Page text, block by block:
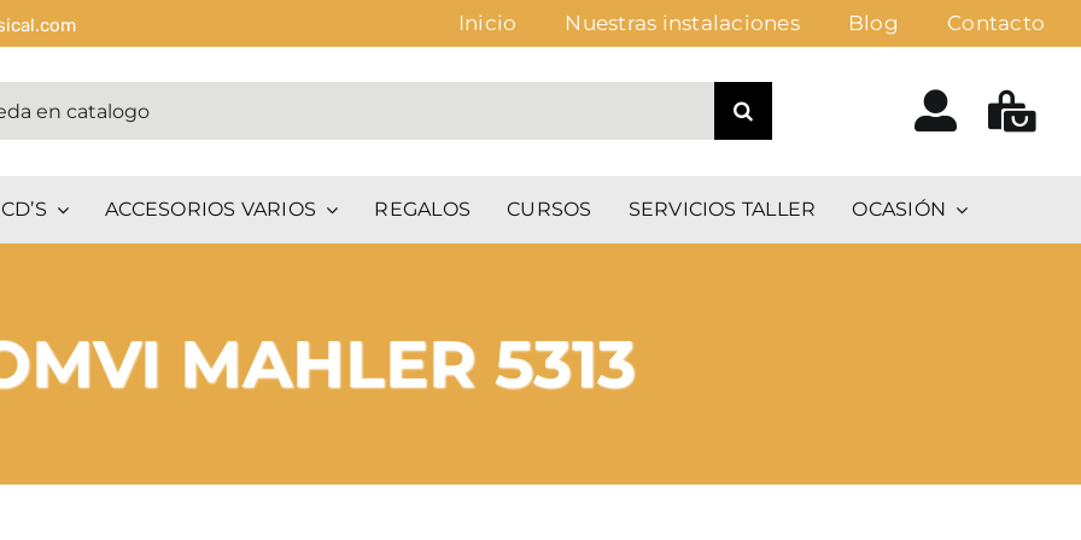
Inicio Nuestras instalaciones Blog Contacto
ACCESORIOS VARIOS REGALOS CURSOS SERVICIOS TALLER OCASIÓN
MAHLER 5313